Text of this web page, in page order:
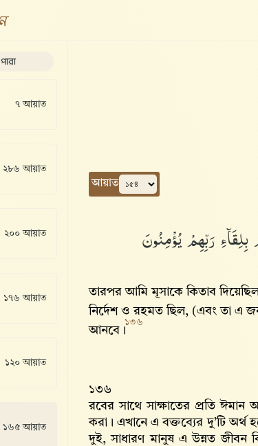
পারা
৭ আয়াত
২৮৬ আয়াত
২০০ আয়াত
১৭৬ আয়াত
১২০ আয়াত
১৬৫ আয়াত
আয়াত
رَبِّهِمْ يُؤْمِنُونَ
তারপর আমি মূসাকে কিতাব
নির্দেশ ও রহমত ছিল, (এবং তা এ
আনবে।
১৩৬
১৩৬
রবের সাথে সাক্ষাতের প্রতি
করা। এখানে এ বক্তব্যের দু’টি অর্থ
দুই, সাধারণ মানুষ এ উন্নত জীবন